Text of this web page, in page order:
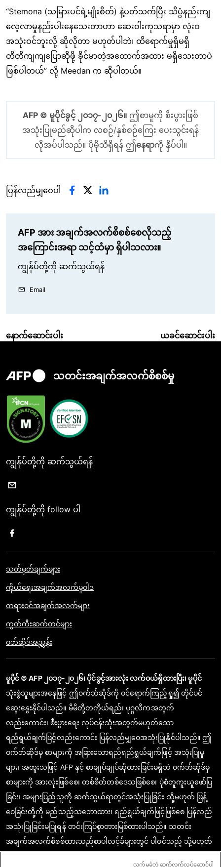
“Stemona (သမြားပင်ရဲ့မျိုးစိတ်) နဲ့ပတ်သက်ပြီး သိပ္ပံနည်းကျ
လေ့လာမှုနည်းပါးနေသေးတာဟာ ဆေးဝါးကုသရာမှာ လုံးဝ
အသုံးဝင်ဘူးလို့ ဆိုလိုတာ မဟုတ်ပါဘဲ၊ ထိရောက်မှုရှိမရှိ
တိတိကျကျပြောဆိုဖို့ ခိုင်မာတဲ့အထောက်အထား မရှိသေးတာပဲ
ဖြစ်ပါတယ်” လို့ Meedan က ဆိုပါတယ်။
AFP © မူပိုင်ခွင့် ၂၀၁၇-၂၀၂၆။ ဤစာမူကို စီးပွားဖြစ်
အသုံးပြုမည်ဆိုပါက လစဉ်/နှစ်စဉ်ကြေး ပေးသွင်းရန်
လိုအပ်ပါသည်။ ပိုမိုသိရှိရန် ဤနေရာကို နှိပ်ပါ။
ပြန်လည်မျှဝေပါ
AFP အား အချက်အလက်စိစစ်စေလိုသည့်
အကြောင်းအရာ သင့်ထံမှာ ရှိပါသလား။
ကျွန်ုပ်တို့ကို ဆက်သွယ်ရန်
Email
နောက်ဆောင်းပါး ယခင်ဆောင်းပါး
သတင်းအချက်အလက်စိစစ်မှု
ကျွန်ုပ်တို့ကို ဆက်သွယ်ရန်
ကျွန်ုပ်တို့ကို follow ပါ
သတ်မှတ်ချက်များ
ကိုယ်ရေးအချက်အလက်မူဝါဒ
တရားဝင်အချက်အလက်များ
ကွတ်ကီးဆက်တင်များ
ဝဘ်ဆိုဒ်အညွှန်း
မူပိုင် © AFP ၂၀၁၇-၂၀၂၆၊ ပိုင်ခွင့်အားလုံး လက်ဝယ်ရှိထားပြီး၊ မူပိုင်
သုံးစွဲသူများအနေဖြင့် ဤဝက်ဘ်ဆိုဒ်ကို ဝင်ရောက်ကြည့်ရှု၍ တိုင်ပင်
ဆွေးနွေးနိုင်ပါသည်။ မိမိတို့တကိုယ်ရည်၊ ပုဂ္ဂလိကအတွက်
လည်းကောင်း၊ စီးပွားရေး လုပ်ငန်းသုံးအတွက်မဟုတ်သော
ရည်ရွယ်ချက်ဖြင့်လည်းကောင်း ပြန်လည်မျှဝေအသုံးပြုနိုင်ပါသည်။ ဤ
ဝက်ဘ်ဆိုဒ်မှ စာများကို အခြားသောရည်ရည်ရွယ်ချက်ဖြင့် အသုံးပြုမှု
များ၊ အထူးသဖြင့် AFP နှင့် စာချုပ်ချုပ်ဆိုထားခြင်းမရှိဘဲ ဝက်ဘ်ဆိုဒ်မှ
စာများကို အားလုံးဖြစ်စေ၊ တစ်စိတ်တစ်ဒေသဖြစ်စေ၊ ပုံစံတူကူးယူဖော်ပြ
ခြင်း၊ အများပြည်သူကို ဆက်သွယ်ရာတွင်အသုံးပြုခြင်း သို့မဟုတ် ဖြန့်
ဝေခြင်းတို့ကို မည်သည့်သဘောထား၊ ရည်ရွယ်ချက်ဖြင့်ဖြစ်စေ ပြန်လည်
အသုံးပြုခြင်းမပြုရန် တင်းကြပ်စွာတားမြစ်ထားပါသည်။ သတင်း
အချက်အလက်စိစစ်ထားသည့်စာပါလင့်ခ်များတွင် ပါဝင်သည့် သို့မဟုတ်
လက်မခံဘဲ ဆက်လက်လုပ်ဆောင်ပါ